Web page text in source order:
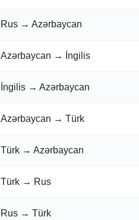
Rus → Azərbaycan
Azərbaycan → İngilis
İngilis → Azərbaycan
Azərbaycan → Türk
Türk → Azərbaycan
Türk → Rus
Rus → Türk